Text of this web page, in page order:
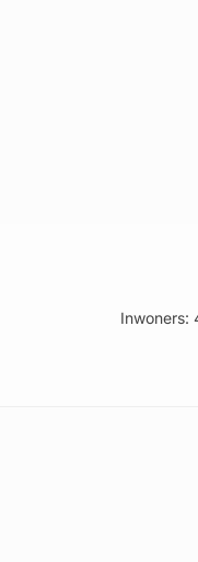
Inwoners: